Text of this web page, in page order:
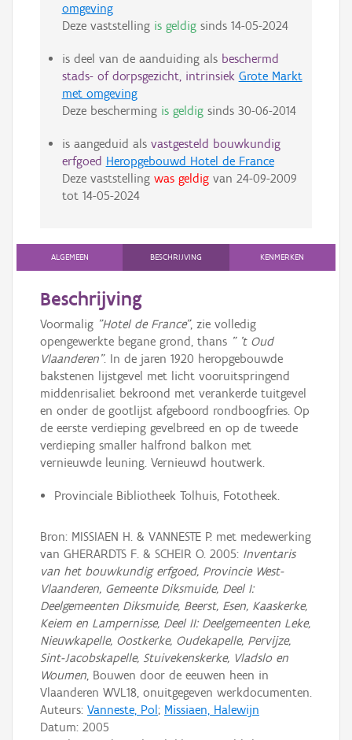
omgeving
Deze vaststelling is geldigsinds 14-05-2024
is deel van de aanduiding als beschermd
stads- of dorpsgezicht, intrinsiek Grote Markt
met omgeving
Deze bescherming is geldigsinds 30-06-2014
is aangeduid als vastgesteld bouwkundig
erfgoed Heropgebouwd Hotel de France
Deze vaststelling was geldigvan 24-09-2009
tot 14-05-2024
ALGEMEEN BESCHRIJVING KENMERKEN
Beschrijving
Voormalig "Hotel de France", zie volledig
opengewerkte begane grond, thans " 't Oud
Vlaanderen". In de jaren 1920 heropgebouwde
bakstenen lijstgevel met licht vooruitspringend
middenrisaliet bekroond met verankerde tuitgevel
en onder de gootlijst afgeboord rondboogfries. Op
de eerste verdieping gevelbreed en op de tweede
verdieping smaller halfrond balkon met
vernieuwde leuning. Vernieuwd houtwerk.
Provinciale Bibliotheek Tolhuis, Fototheek.
Bron: MISSIAEN H. & VANNESTE P. met medewerking
van GHERARDTS F. & SCHEIR O. 2005: Inventaris
van het bouwkundig erfgoed, Provincie West-
Vlaanderen, Gemeente Diksmuide, Deel I:
Deelgemeenten Diksmuide, Beerst, Esen, Kaaskerke,
Keiem en Lampernisse, Deel II: Deelgemeenten Leke,
Nieuwkapelle, Oostkerke, Oudekapelle, Pervijze,
Sint-Jacobskapelle, Stuivekenskerke, Vladslo en
Woumen, Bouwen door de eeuwen heen in
Vlaanderen WVL18, onuitgegeven werkdocumenten.
Auteurs: Vanneste, Pol; Missiaen, Halewijn
Datum: 2005